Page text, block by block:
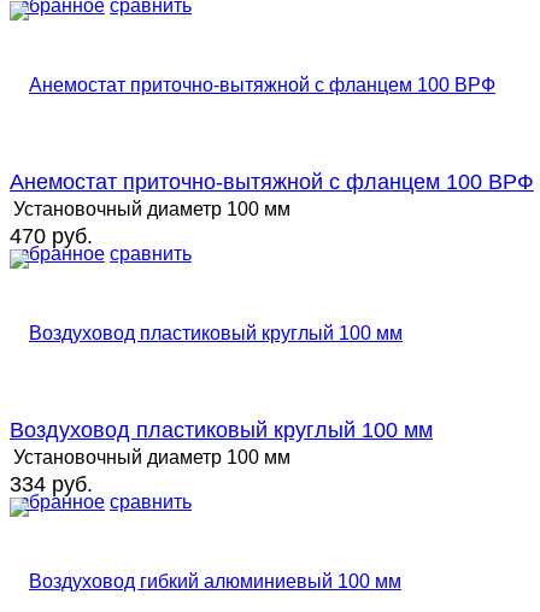
избранное сравнить
избранное сравнить
Анемостат приточно-вытяжной с фланцем 100 ВРФ
Установочный диаметр 100 мм
470 руб.
избранное сравнить
Воздуховод пластиковый круглый 100 мм
Установочный диаметр 100 мм
334 руб.